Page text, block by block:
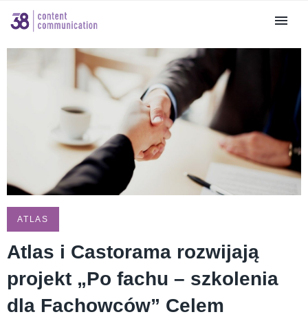
ATLAS
Atlas i Castorama rozwijają
projekt „Po fachu – szkolenia
dla Fachowców” Celem